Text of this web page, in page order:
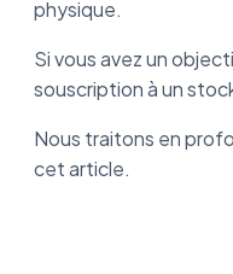
physique.
Si vous avez un
souscription à un
Nous traitons en
cet article.